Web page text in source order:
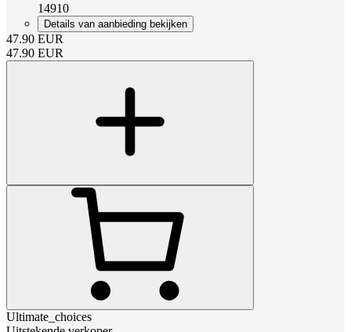
14910
Details van aanbieding bekijken
47.90 EUR
47.90 EUR
Ultimate_choices